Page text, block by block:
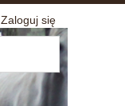
Zaloguj się